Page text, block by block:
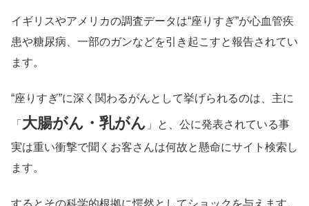
イギリスやアメリカの調査データは“座りすぎ”が心血管疾
患や糖尿病、一部のガンなどを引き起こすと報告されてい
ます。
“座りすぎ”に深く関わるがんとして挙げられるのは、主に
「 大腸がん・乳がん 」と、公に発表されている事
実は重い衝撃で聞くお客さんは何故と懸命にサイト検索し
ます。